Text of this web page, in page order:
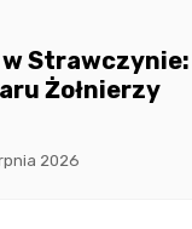
Strawczynie:
Żołnierzy
2026